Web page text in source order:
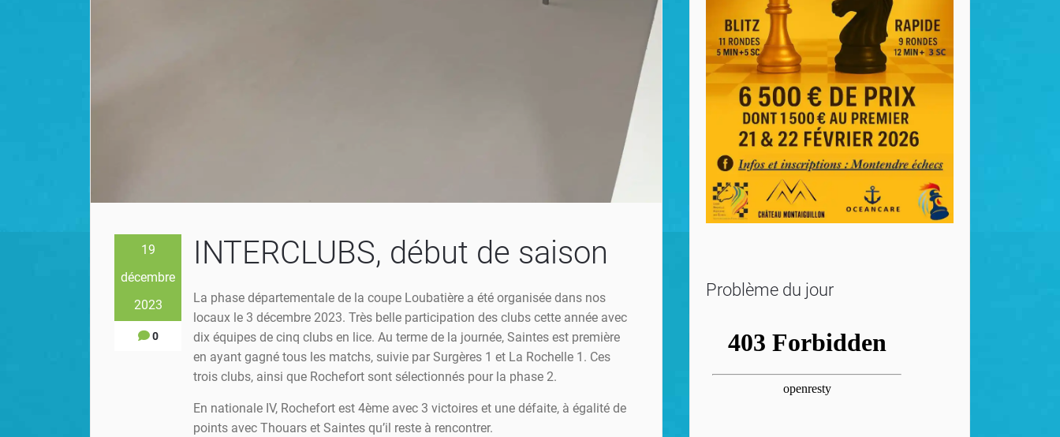
19
décembre
2023
0
INTERCLUBS, début de saison
La phase départementale de la coupe Loubatière a été organisée dans nos
locaux le 3 décembre 2023. Très belle participation des clubs cette année avec
dix équipes de cinq clubs en lice. Au terme de la journée, Saintes est première
en ayant gagné tous les matchs, suivie par Surgères 1 et La Rochelle 1. Ces
trois clubs, ainsi que Rochefort sont sélectionnés pour la phase 2.
En nationale IV, Rochefort est 4ème avec 3 victoires et une défaite, à égalité de
points avec Thouars et Saintes qu’il reste à rencontrer.
Problème du jour